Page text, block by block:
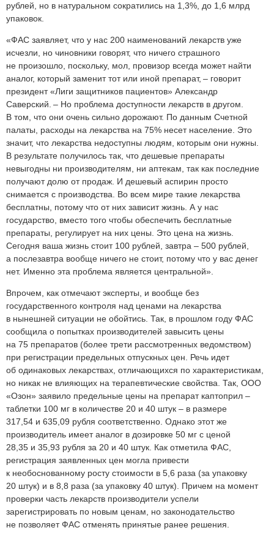
рублей, но в натуральном сократились на 1,3%, до 1,6 млрд
упаковок.
«ФАС заявляет, что у нас 200 наименований лекарств уже
исчезли, но чиновники говорят, что ничего страшного
не произошло, поскольку, мол, провизор всегда может найти
аналог, который заменит тот или иной препарат, – говорит
президент «Лиги защитников пациентов» Александр
Саверский. – Но проблема доступности лекарств в другом.
В том, что они очень сильно дорожают. По данным Счетной
палаты, расходы на лекарства на 75% несет население. Это
значит, что лекарства недоступны людям, которым они нужны.
В результате получилось так, что дешевые препараты
невыгодны ни производителям, ни аптекам, так как последние
получают долю от продаж. И дешевый аспирин просто
снимается с производства. Во всем мире такие лекарства
бесплатны, потому что от них зависит жизнь. А у нас
государство, вместо того чтобы обеспечить бесплатные
препараты, регулирует на них цены. Это цена на жизнь.
Сегодня ваша жизнь стоит 100 рублей, завтра – 500 рублей,
а послезавтра вообще ничего не стоит, потому что у вас денег
нет. Именно эта проблема является центральной».
Впрочем, как отмечают эксперты, и вообще без
государственного контроля над ценами на лекарства
в нынешней ситуации не обойтись. Так, в прошлом году ФАС
сообщила о попытках производителей завысить цены
на 75 препаратов (более трети рассмотренных ведомством)
при регистрации предельных отпускных цен. Речь идет
об одинаковых лекарствах, отличающихся по характеристикам,
но никак не влияющих на терапевтические свойства. Так, ООО
«Озон» заявило предельные цены на препарат каптоприл –
таблетки 100 мг в количестве 20 и 40 штук – в размере
317,54 и 635,09 рубля соответственно. Однако этот же
производитель имеет аналог в дозировке 50 мг с ценой
28,35 и 35,93 рубля за 20 и 40 штук. Как отметила ФАС,
регистрация заявленных цен могла привести
к необоснованному росту стоимости в 5,6 раза (за упаковку
20 штук) и в 8,8 раза (за упаковку 40 штук). Причем на момент
проверки часть лекарств производители успели
зарегистрировать по новым ценам, но законодательство
не позволяет ФАС отменять принятые ранее решения.